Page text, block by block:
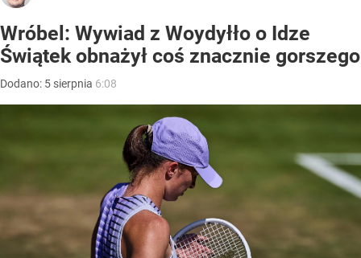
Wróbel: Wywiad z Woydyłło o Idze
Świątek obnażył coś znacznie gorszego
Dodano: 5 sierpnia 6:08